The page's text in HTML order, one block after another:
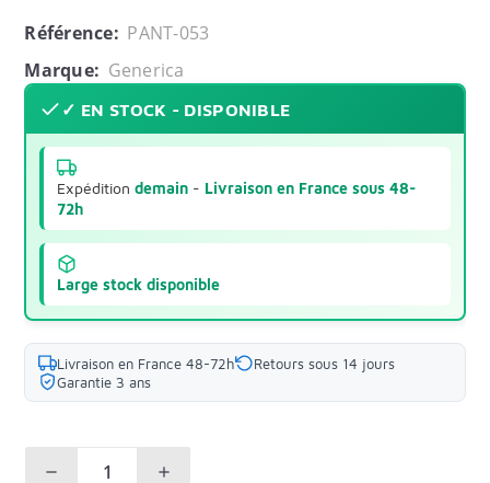
Référence: PANT-053
Marque: Generica
✓ EN STOCK - DISPONIBLE
Expéditiondemain - Livraison en France sous 48-
72h
Large stock disponible
Livraison en France 48-72h
Retours sous 14 jours
Garantie 3 ans